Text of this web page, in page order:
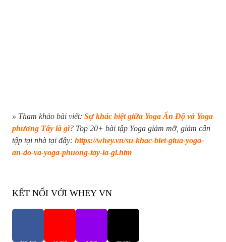
» Tham khảo bài viết: Sự khác biệt giữa Yoga Ấn Độ và Yoga
phương Tây là gì? Top 20+ bài tập Yoga giảm mỡ, giảm cân
tập tại nhà tại đây: https://whey.vn/su-khac-biet-giua-yoga-
an-do-va-yoga-phuong-tay-la-gi.htm
KẾT NỐI VỚI WHEY VN